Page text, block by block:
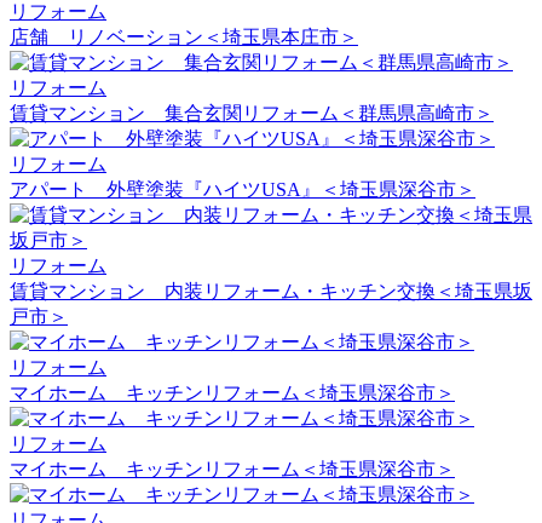
リフォーム
店舗 リノベーション＜埼玉県本庄市＞
リフォーム
賃貸マンション 集合玄関リフォーム＜群馬県高崎市＞
リフォーム
アパート 外壁塗装『ハイツUSA』＜埼玉県深谷市＞
リフォーム
賃貸マンション 内装リフォーム・キッチン交換＜埼玉県坂
戸市＞
リフォーム
マイホーム キッチンリフォーム＜埼玉県深谷市＞
リフォーム
マイホーム キッチンリフォーム＜埼玉県深谷市＞